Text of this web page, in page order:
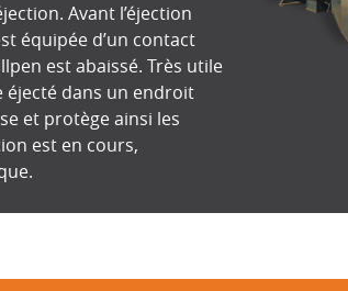
Avant l’éjection
équipée d’un contact
est abaissé. Très utile
dans un endroit
et protège ainsi les
est en cours,